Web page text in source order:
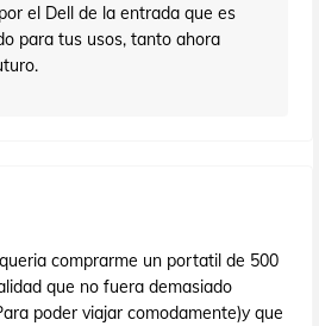
el Dell de la entrada que es
para tus usos, tanto ahora
comprarme un portatil de 500
que no fuera demasiado
poder viajar comodamente)y que